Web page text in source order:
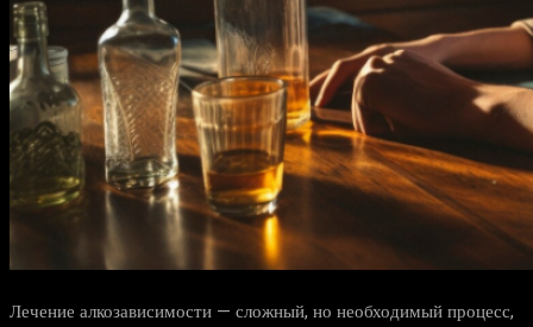
Лечение алкозависимости — сложный, но необходимый процесс,